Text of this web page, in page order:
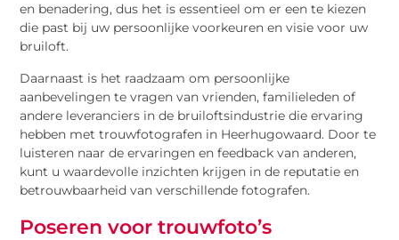
en benadering, dus het is essentieel om er een te kiezen
die past bij uw persoonlijke voorkeuren en visie voor uw
bruiloft.
Daarnaast is het raadzaam om persoonlijke
aanbevelingen te vragen van vrienden, familieleden of
andere leveranciers in de bruiloftsindustrie die ervaring
hebben met trouwfotografen in Heerhugowaard. Door te
luisteren naar de ervaringen en feedback van anderen,
kunt u waardevolle inzichten krijgen in de reputatie en
betrouwbaarheid van verschillende fotografen.
Poseren voor trouwfoto’s